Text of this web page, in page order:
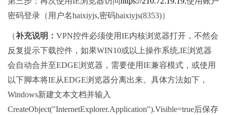
密码登录（用户名haixiyjs,密码haixiyjs(8353)）
（补充说明： VPN控件必须使用IE内核浏览器打开，不然会
反复提示下载控件，如果WIN10或以上操作系统,IE浏览器
会自动合并至EDGE浏览器，需要使用IE兼容模式，或使用
以下脚本将IE从EDGE浏览器分离出来。具体方法如下，
Windows新建文本文档并输入
CreateObject("InternetExplorer.Application").Visible=true后保存